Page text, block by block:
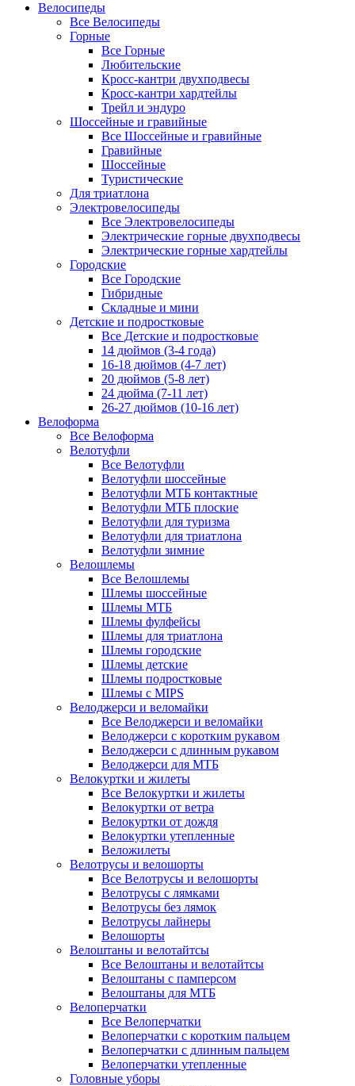
Велосипеды
Все Велосипеды
Горные
Все Горные
Любительские
Кросс-кантри двухподвесы
Кросс-кантри хардтейлы
Трейл и эндуро
Шоссейные и гравийные
Все Шоссейные и гравийные
Гравийные
Шоссейные
Туристические
Для триатлона
Электровелосипеды
Все Электровелосипеды
Электрические горные двухподвесы
Электрические горные хардтейлы
Городские
Все Городские
Гибридные
Складные и мини
Детские и подростковые
Все Детские и подростковые
14 дюймов (3-4 года)
16-18 дюймов (4-7 лет)
20 дюймов (5-8 лет)
24 дюйма (7-11 лет)
26-27 дюймов (10-16 лет)
Велоформа
Все Велоформа
Велотуфли
Все Велотуфли
Велотуфли шоссейные
Велотуфли МТБ контактные
Велотуфли МТБ плоские
Велотуфли для туризма
Велотуфли для триатлона
Велотуфли зимние
Велошлемы
Все Велошлемы
Шлемы шоссейные
Шлемы МТБ
Шлемы фулфейсы
Шлемы для триатлона
Шлемы городские
Шлемы детские
Шлемы подростковые
Шлемы с MIPS
Велоджерси и веломайки
Все Велоджерси и веломайки
Велоджерси с коротким рукавом
Велоджерси с длинным рукавом
Велоджерси для МТБ
Велокуртки и жилеты
Все Велокуртки и жилеты
Велокуртки от ветра
Велокуртки от дождя
Велокуртки утепленные
Веложилеты
Велотрусы и велошорты
Все Велотрусы и велошорты
Велотрусы с лямками
Велотрусы без лямок
Велотрусы лайнеры
Велошорты
Велоштаны и велотайтсы
Все Велоштаны и велотайтсы
Велоштаны с памперсом
Велоштаны для МТБ
Велоперчатки
Все Велоперчатки
Велоперчатки с коротким пальцем
Велоперчатки с длинным пальцем
Велоперчатки утепленные
Головные уборы